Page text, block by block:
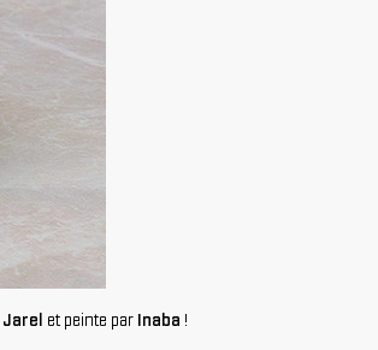
Jarel et peinte par Inaba !